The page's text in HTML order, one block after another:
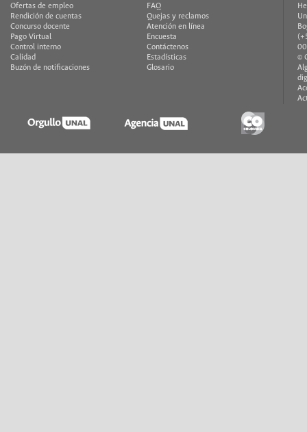
Ofertas de empleo
Rendición de cuentas
Concurso docente
Pago Virtual
Control interno
Calidad
Buzón de notificaciones
FAQ
Quejas y reclamos
Atención en línea
Encuesta
Contáctenos
Estadísticas
Glosario
©